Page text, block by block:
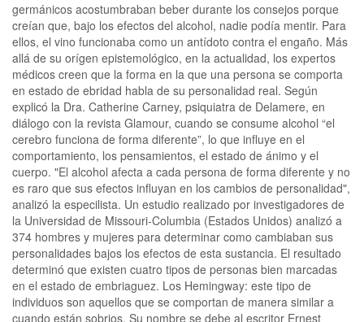
germánicos acostumbraban beber durante los consejos porque
creían que, bajo los efectos del alcohol, nadie podía mentir. Para
ellos, el vino funcionaba como un antídoto contra el engaño. Más
allá de su orígen epistemológico, en la actualidad, los expertos
médicos creen que la forma en la que una persona se comporta
en estado de ebridad habla de su personalidad real. Según
explicó la Dra. Catherine Carney, psiquiatra de Delamere, en
diálogo con la revista Glamour, cuando se consume alcohol “el
cerebro funciona de forma diferente”, lo que influye en el
comportamiento, los pensamientos, el estado de ánimo y el
cuerpo. "El alcohol afecta a cada persona de forma diferente y no
es raro que sus efectos influyan en los cambios de personalidad",
analizó la especilista. Un estudio realizado por investigadores de
la Universidad de Missouri-Columbia (Estados Unidos) analizó a
374 hombres y mujeres para determinar como cambiaban sus
personalidades bajos los efectos de esta sustancia. El resultado
determinó que existen cuatro tipos de personas bien marcadas
en el estado de embriaguez. Los Hemingway: este tipo de
individuos son aquellos que se comportan de manera similar a
cuando están sobrios. Su nombre se debe al escritor Ernest